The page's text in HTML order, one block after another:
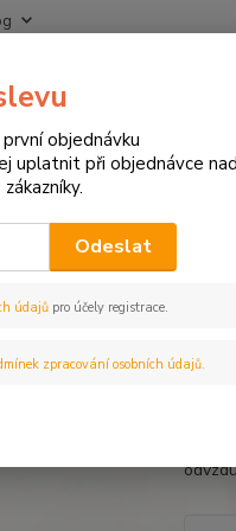
Ostatní motodíly
pro
objednávku
uplatnit při objednávce
Odeslat
údajů pro účely registrace.
zpracování osobních údajů.